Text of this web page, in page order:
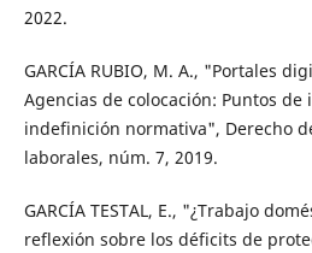
2022.
GARCÍA RUBIO, M. A., "Portales
Agencias de colocación: Puntos de
indefinición normativa", Derecho
laborales, núm. 7, 2019.
GARCÍA TESTAL, E., "¿Trabajo
reflexión sobre los déficits de